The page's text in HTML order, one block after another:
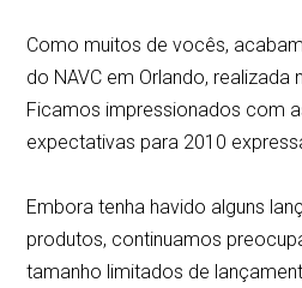
Como muitos de vocês,
do NAVC em Orlando, realizada
Ficamos impressionados com
expectativas para 2010
Embora tenha havido alguns
produtos, continuamos
tamanho limitados de